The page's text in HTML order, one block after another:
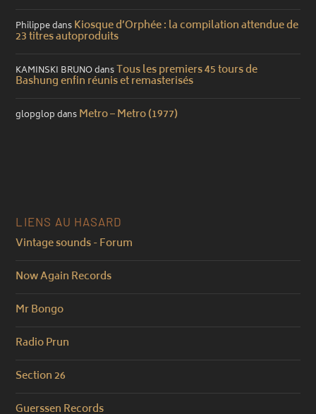
PhilippedansKiosque d’Orphée : la compilation attendue de
23 titres autoproduits
KAMINSKI BRUNOdansTous les premiers 45 tours de
Bashung enfin réunis et remasterisés
glopglopdansMetro – Metro (1977)
LIENS AU HASARD
Vintage sounds - Forum
Now Again Records
Mr Bongo
Radio Prun
Section 26
Guerssen Records